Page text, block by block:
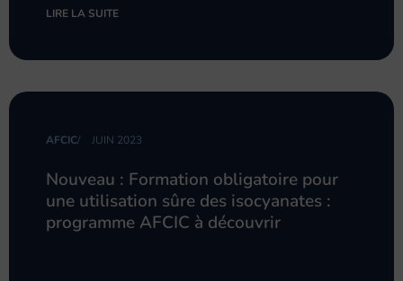
LIRE LA SUITE
AFCIC/ JUIN 2023
Nouveau : Formation obligatoire pour
une utilisation sûre des isocyanates :
programme AFCIC à découvrir